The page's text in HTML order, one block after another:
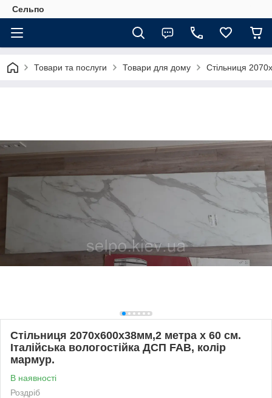
Сельпо
Товари та послуги Товари для дому Стільниця
Стільниця 2070х600х38мм,2 метра х 60 см.
Італійська вологостійка ДСП FAB, колір
мармур.
В наявності
Роздріб